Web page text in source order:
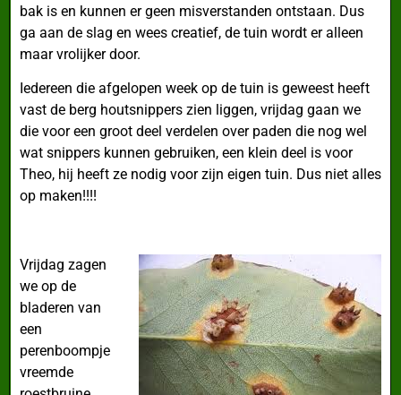
bak is en kunnen er geen misverstanden ontstaan. Dus
ga aan de slag en wees creatief, de tuin wordt er alleen
maar vrolijker door.
Iedereen die afgelopen week op de tuin is geweest heeft
vast de berg houtsnippers zien liggen, vrijdag gaan we
die voor een groot deel verdelen over paden die nog wel
wat snippers kunnen gebruiken, een klein deel is voor
Theo, hij heeft ze nodig voor zijn eigen tuin. Dus niet alles
op maken!!!!
Vrijdag zagen
we op de
bladeren van
een
perenboompje
vreemde